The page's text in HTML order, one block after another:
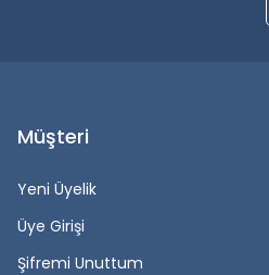
Müşteri
Yeni Üyelik
Üye Girişi
Şifremi Unuttum